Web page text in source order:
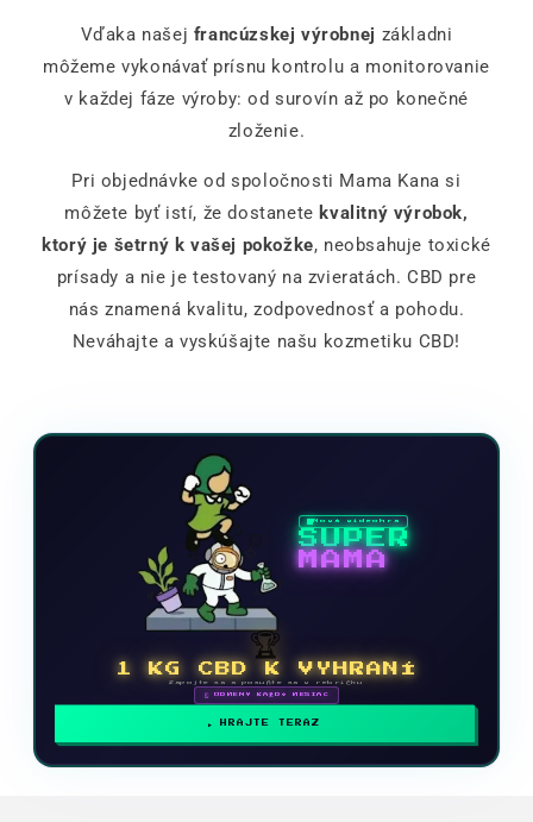
Vďaka našej francúzskej výrobnej základni
môžeme vykonávať prísnu kontrolu a monitorovanie
v každej fáze výroby: od surovín až po konečné
zloženie.
Pri objednávke od spoločnosti Mama Kana si
môžete byť istí, že dostanete kvalitný výrobok,
ktorý je šetrný k vašej pokožke, neobsahuje toxické
prísady a nie je testovaný na zvieratách. CBD pre
nás znamená kvalitu, zodpovednosť a pohodu.
Neváhajte a vyskúšajte našu kozmetiku CBD!
Nová videohra
SUPER
MAMA
🏆
1 KG CBD K VYHRANÍ
Zapojte sa a posuňte sa v rebríčku
🗓 ODMENY KAŽDÝ MESIAC
HRAJTE TERAZ